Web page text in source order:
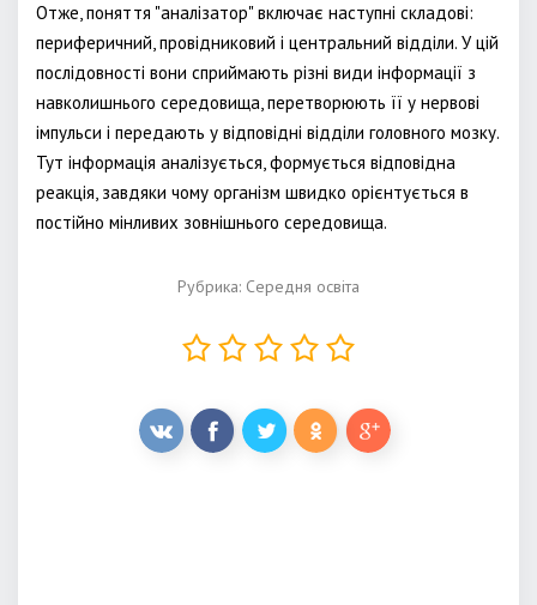
Рубрика: Середня освіта
Отже, поняття "аналізатор" включає наступні складові:
периферичний, провідниковий і центральний відділи. У цій
послідовності вони сприймають різні види інформації з
навколишнього середовища, перетворюють її у нервові
імпульси і передають у відповідні відділи головного мозку.
Тут інформація аналізується, формується відповідна
реакція, завдяки чому організм швидко орієнтується в
постійно мінливих зовнішнього середовища.